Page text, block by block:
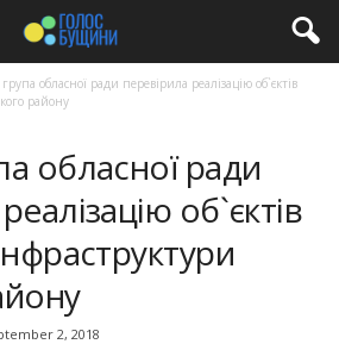
обласної ради перевірила реалізацію об`єктів
району
обласної ради
об`єктів
2, 2018